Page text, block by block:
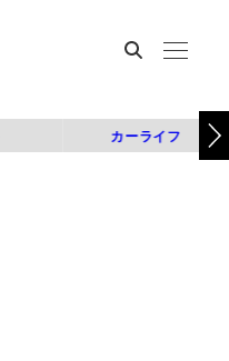
カーライフ